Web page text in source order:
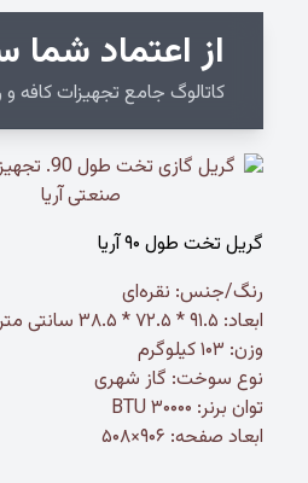
از اعتماد شما
کاتالوگ جامع تجهیزات کافه و
گریل تخت طول ۹۰ آریا
رنگ/جنس: نقره‌ای
ابعاد: ۹۱.۵ * ۷۲.۵ * ۳۸.۵ سانتی متر
وزن: ۱۰۳ کیلوگرم
نوع سوخت: گاز شهری
توان برنر: ۳۰۰۰۰ BTU
ابعاد صفحه: ۹۰۶×۵۰۸